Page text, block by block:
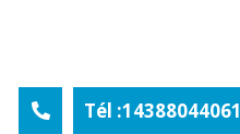
Tél :14388044061